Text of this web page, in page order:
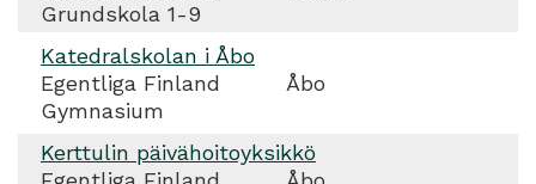
Grundskola 1-9
Katedralskolan i Åbo
Egentliga Finland
Åbo
Gymnasium
Kerttulin päivähoitoyksikkö